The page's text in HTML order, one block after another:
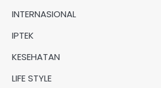
INTERNASIONAL
IPTEK
KESEHATAN
LIFE STYLE